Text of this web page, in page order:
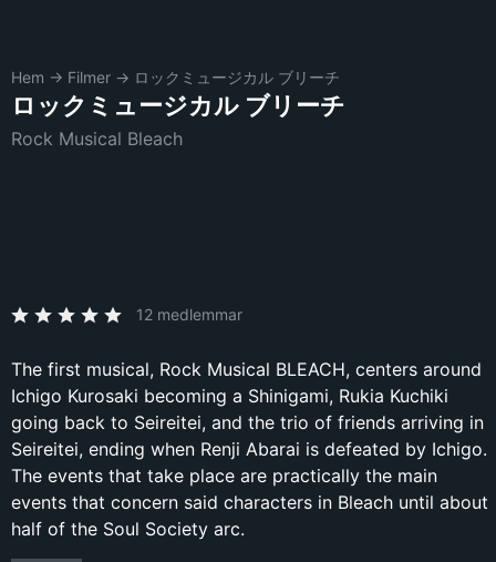
Hem → Filmer → ロックミュージカル ブリーチ
ロックミュージカル ブリーチ
Rock Musical Bleach
12 medlemmar
The first musical, Rock Musical BLEACH, centers around
Ichigo Kurosaki becoming a Shinigami, Rukia Kuchiki
going back to Seireitei, and the trio of friends arriving in
Seireitei, ending when Renji Abarai is defeated by Ichigo.
The events that take place are practically the main
events that concern said characters in Bleach until about
half of the Soul Society arc.